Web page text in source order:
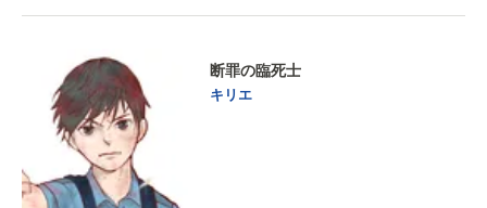
断罪の臨死士
キリエ